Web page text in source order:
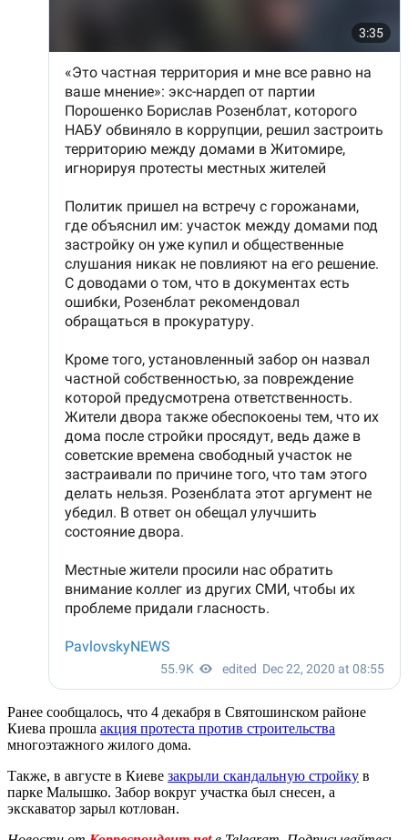
Ранее сообщалось, что 4 декабря в Святошинском районе
Киева прошла акция протеста против строительства
многоэтажного жилого дома.
Также, в августе в Киеве закрыли скандальную стройку в
парке Малышко. Забор вокруг участка был снесен, а
экскаватор зарыл котлован.